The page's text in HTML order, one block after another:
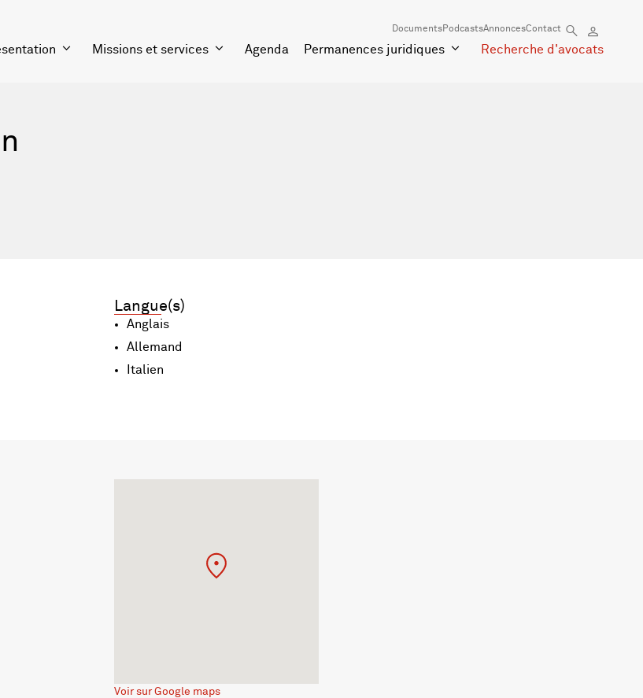
DocumentsPodcastsAnnoncesContact
Missions et services Agenda Permanences juridiques Recherche d'avocats
Langue(s)
Anglais
Allemand
Italien
Voir sur Google maps